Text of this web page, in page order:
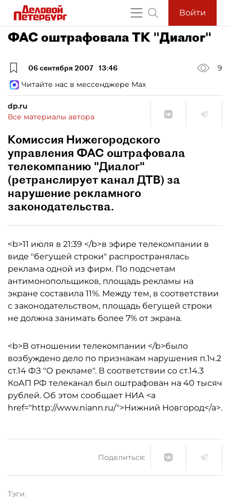
Войти
ФАС оштрафовала ТК "Диалог"
06 сентября 2007 13:46
9
Читайте нас в мессенджере Max
dp.ru
Все материалы автора
Комиссия Нижегородского
управления ФАС оштрафовала
телекомпанию "Диалог"
(ретранслирует канал ДТВ) за
нарушение рекламного
законодательства.
<b>11 июля в 21:39 </b>в эфире телекомпании в
виде "бегущей строки" распространялась
реклама одной из фирм. По подсчетам
антимонопольщиков, площадь рекламы на
экране составила 11%. Между тем, в соответствии
с законодательством, площадь бегущей строки
не должна занимать более 7% от экрана.
<b>В отношении телекомпании </b>было
возбуждено дело по признакам нарушения п.1ч.2
ст.14 ФЗ "О рекламе". В соответствии со ст.14.3
КоАП РФ телеканал был оштрафован на 40 тысяч
рублей. Об этом сообщает НИА <a
href="http://www.niann.ru/">Нижний Новгород</a>.
Поделиться:
Тэги: